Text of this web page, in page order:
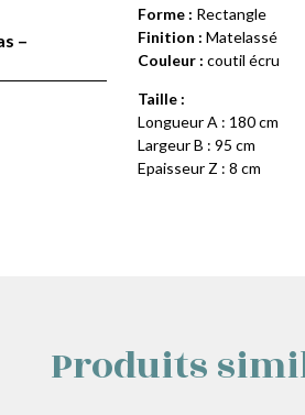
–
Forme : Rectangle
Finition : Matelassé
Couleur : coutil écru
Taille :
Longueur A : 180 cm
Largeur B : 95 cm
Epaisseur Z : 8 cm
Produits